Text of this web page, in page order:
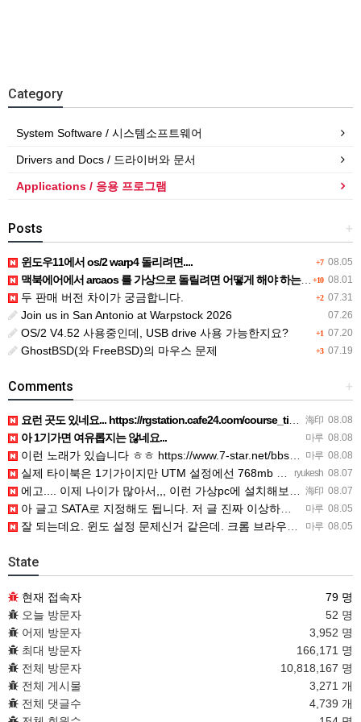
Category
System Software / 시스템소프트웨어
Drivers and Docs / 드라이버와 문서
Applications / 응용 프로그램
+
Posts
+7 08.05
윈도우11에서 os/2 warp4 돌리려면....
+10 08.01
맥북에어에서 arcaos 를 가상으로 돌릴려면 어떻게 해야 하는 지요?
+2 07.31
두 판매 버전 차이가 궁금합니다.
07.26
Join us in San Antonio at Warpstock 2026
+1 07.20
OS/2 V4.52 사용중인데, USB drive 사용 가능한지요?
+3 07.19
GhostBSD(와 FreeBSD)의 마우스 문제
+
Comments
海印 08.08
요런 곳도 있네요... https://rgstation.cafe24.com/course_tip/306500
마루 08.08
아 1기가면 여유롭지는 않네요...
마루 08.08
이런 노래가 있습니다 ㅎㅎ https://www.7-star.net/bbs/board.php?bo_table…
ryukesh 08.07
실제 타이북은 1기가이지만 UTM 설정에선 768mb 입니다. 1기가나 그 보다 넘게 설정하면 UTM 에뮬레…
海印 08.07
에고.... 이제 나이가 많아서,,, 이런 가상pc에 설치해보는 것도 귀찮군요.. ㅎㅎ 날씨도 덥고.....…
마루 08.05
아 글고 SATA로 지정해도 됩니다. 저 글 진짜 이상하네요. 옛날꺼 퍼와서 그런거 같은데요.
마루 08.05
잘 되는데요. 윈도 설정 문제신거 같은데. 크롬 브라우저나 파폭으로 해 보세요
State
현재 접속자
79 명
오늘 방문자
52 명
어제 방문자
3,952 명
최대 방문자
166,171 명
전체 방문자
10,818,167 명
전체 게시물
3,271 개
전체 댓글수
4,739 개